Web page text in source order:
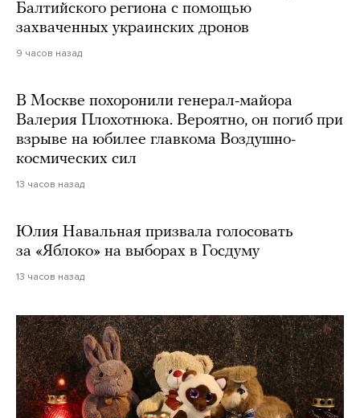
Балтийского региона с помощью
захваченных украинских дронов
9 часов назад
В Москве похоронили генерал-майора
Валерия Плохотнюка. Вероятно, он погиб при
взрыве на юбилее главкома Воздушно-
космических сил
13 часов назад
Юлия Навальная призвала голосовать
за «Яблоко» на выборах в Госдуму
13 часов назад